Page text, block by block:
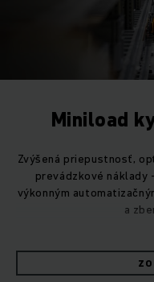
Miniload
Zvýšená priepustnosť,
prevádzkové
výkonným
a
Systém raketoplánu
sú vysoké požiadavky